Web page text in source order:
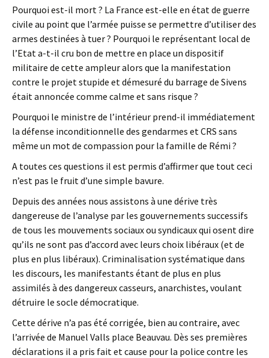
Pourquoi est-il mort ? La France est-elle en état de guerre
civile au point que l’armée puisse se permettre d’utiliser des
armes destinées à tuer ? Pourquoi le représentant local de
l’Etat a-t-il cru bon de mettre en place un dispositif
militaire de cette ampleur alors que la manifestation
contre le projet stupide et démesuré du barrage de Sivens
était annoncée comme calme et sans risque ?
Pourquoi le ministre de l’intérieur prend-il immédiatement
la défense inconditionnelle des gendarmes et CRS sans
même un mot de compassion pour la famille de Rémi ?
A toutes ces questions il est permis d’affirmer que tout ceci
n’est pas le fruit d’une simple bavure.
Depuis des années nous assistons à une dérive très
dangereuse de l’analyse par les gouvernements successifs
de tous les mouvements sociaux ou syndicaux qui osent dire
qu’ils ne sont pas d’accord avec leurs choix libéraux (et de
plus en plus libéraux). Criminalisation systématique dans
les discours, les manifestants étant de plus en plus
assimilés à des dangereux casseurs, anarchistes, voulant
détruire le socle démocratique.
Cette dérive n’a pas été corrigée, bien au contraire, avec
l’arrivée de Manuel Valls place Beauvau. Dès ses premières
déclarations il a pris fait et cause pour la police contre les